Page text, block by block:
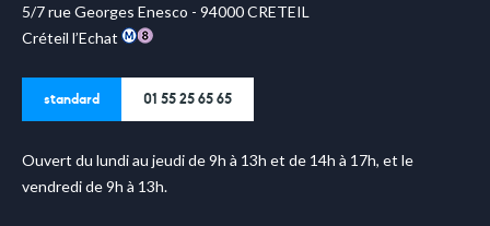
5/7 rue Georges Enesco - 94000 CRETEIL
Créteil l’Echat
standard 01 55 25 65 65
Ouvert du lundi au jeudi de 9h à 13h et de 14h à 17h, et le
vendredi de 9h à 13h.